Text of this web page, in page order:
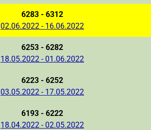
6283 - 6312
02.06.2022 - 16.06.2022
6253 - 6282
18.05.2022 - 01.06.2022
6223 - 6252
03.05.2022 - 17.05.2022
6193 - 6222
18.04.2022 - 02.05.2022